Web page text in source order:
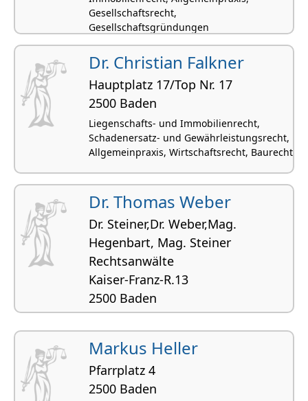
Gesellschaftsrecht,
Gesellschaftsgründungen
Dr. Christian Falkner
Hauptplatz 17/Top Nr. 17
2500 Baden
Liegenschafts- und Immobilienrecht,
Schadenersatz- und Gewährleistungsrecht,
Allgemeinpraxis, Wirtschaftsrecht, Baurecht
Dr. Thomas Weber
Dr. Steiner,Dr. Weber,Mag.
Hegenbart, Mag. Steiner
Rechtsanwälte
Kaiser-Franz-R.13
2500 Baden
Wohnrecht, Bauvertragsrecht, Gewerbl.
Rechtsschutz, Immaterialgüterrecht
Markus Heller
Pfarrplatz 4
2500 Baden